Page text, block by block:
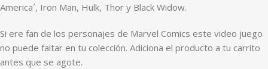
America´, Iron Man, Hulk, Thor y Black Widow.
Si ere fan de los personajes de Marvel Comics este video juego
no puede faltar en tu colección. Adiciona el producto a tu carrito
antes que se agote.